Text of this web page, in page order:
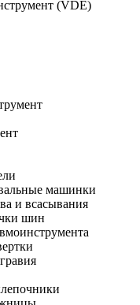
(VDE)
машинки
и всасывания
шин